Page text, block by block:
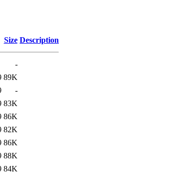
Size Description
-
89K
-
83K
86K
82K
86K
88K
84K